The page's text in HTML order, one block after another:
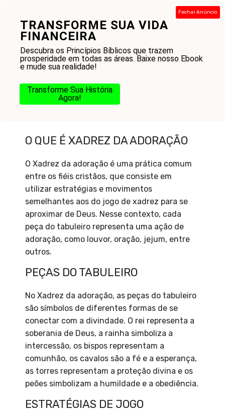
TRANSFORME SUA VIDA
FINANCEIRA
Descubra os Princípios Bíblicos que trazem
prosperidade em todas as áreas. Baixe nosso Ebook
e mude sua realidade!
Transforme Sua História
Agora!
Fechar Anúncio
conteúdo
O que é Xadrez da adoração
O QUE É XADREZ DA ADORAÇÃO
O Xadrez da adoração é uma prática comum
entre os fiéis cristãos, que consiste em
utilizar estratégias e movimentos
semelhantes aos do jogo de xadrez para se
aproximar de Deus. Nesse contexto, cada
peça do tabuleiro representa uma ação de
adoração, como louvor, oração, jejum, entre
outros.
PEÇAS DO TABULEIRO
No Xadrez da adoração, as peças do tabuleiro
são símbolos de diferentes formas de se
conectar com a divindade. O rei representa a
soberania de Deus, a rainha simboliza a
intercessão, os bispos representam a
comunhão, os cavalos são a fé e a esperança,
as torres representam a proteção divina e os
peões simbolizam a humildade e a obediência.
ESTRATÉGIAS DE JOGO